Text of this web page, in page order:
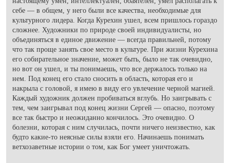
себе — в общем, у него были все качества, необходимые для
культурного лидера. Когда Курехин ушел, всем пришлось гораздо
сложнее. Художники по природе своей индивидуалисты, но
объединяться в единое движение — всегда правильней, потому
что так проще занять свое место в культуре. При жизни Курехина
его собирательное значение, может быть, было не так очевидно,
но вот он ушел, и ты понимаешь, что все держалось только на
нем. Под конец его стало сносить в область, которая его и
накрыла с головой, я имею в виду его увлечение черной магией.
Каждый художник должен пробиваться вглубь. Но заигрывать с
тем, чем заигрывал под конец жизни Сергей — опасно, поэтому
все так быстро и неожиданно кончилось. Это очевидно. О
болезни, которая с ним случилась, почти ничего неизвестно, как
будто какие-то неясные силы взяли его. Начинаешь понимать
ветхозаветные истории о том, как Бог умеет уничтожать.